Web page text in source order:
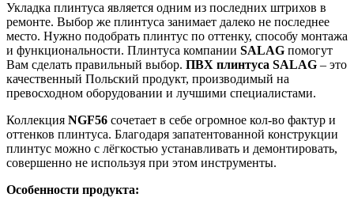
Укладка плинтуса является одним из последних штрихов в
ремонте. Выбор же плинтуса занимает далеко не последнее
место. Нужно подобрать плинтус по оттенку, способу монтажа
и функциональности. Плинтуса компании SALAG помогут
Вам сделать правильный выбор. ПВХ плинтуса SALAG – это
качественный Польский продукт, производимый на
превосходном оборудовании и лучшими специалистами.
Коллекция NGF56 сочетает в себе огромное кол-во фактур и
оттенков плинтуса. Благодаря запатентованной конструкции
плинтус можно с лёгкостью устанавливать и демонтировать,
совершенно не используя при этом инструменты.
Особенности продукта: